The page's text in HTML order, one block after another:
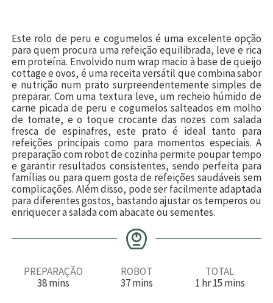
Este rolo de peru e cogumelos é uma excelente opção
para quem procura uma refeição equilibrada, leve e rica
em proteína. Envolvido num wrap macio à base de queijo
cottage e ovos, é uma receita versátil que combina sabor
e nutrição num prato surpreendentemente simples de
preparar. Com uma textura leve, um recheio húmido de
carne picada de peru e cogumelos salteados em molho
de tomate, e o toque crocante das nozes com salada
fresca de espinafres, este prato é ideal tanto para
refeições principais como para momentos especiais. A
preparação com robot de cozinha permite poupar tempo
e garantir resultados consistentes, sendo perfeita para
famílias ou para quem gosta de refeições saudáveis sem
complicações. Além disso, pode ser facilmente adaptada
para diferentes gostos, bastando ajustar os temperos ou
enriquecer a salada com abacate ou sementes.
PREPARAÇÃO
38mmins
ROBOT
37mmins
TOTAL
1hhr15mmins